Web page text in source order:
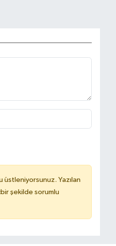
üstleniyorsunuz. Yazılan
şekilde sorumlu